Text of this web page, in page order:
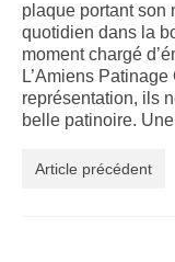
plaque portant son
quotidien dans la
moment chargé
L’Amiens
représentation, ils
belle patinoire.
Article précédent